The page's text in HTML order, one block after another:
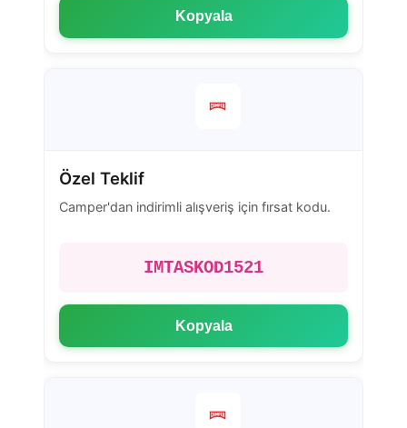
Kopyala
Özel Teklif
Camper'dan indirimli alışveriş için fırsat kodu.
IMTASKOD1521
Kopyala